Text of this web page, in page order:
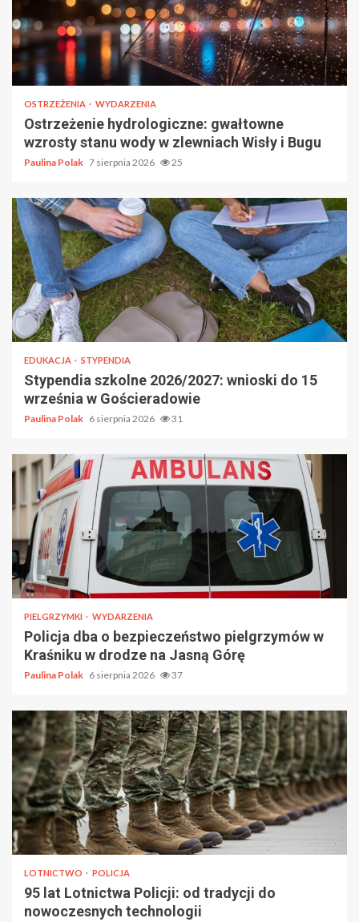
OSTRZEŻENIA WYDARZENIA
Ostrzeżenie hydrologiczne: gwałtowne
wzrosty stanu wody w zlewniach Wisły i Bugu
Paulina Polak 7 sierpnia 2026 25
EDUKACJA STYPENDIA
Stypendia szkolne 2026/2027: wnioski do 15
września w Gościeradowie
Paulina Polak 6 sierpnia 2026 31
PIELGRZYMKI WYDARZENIA
Policja dba o bezpieczeństwo pielgrzymów w
Kraśniku w drodze na Jasną Górę
Paulina Polak 6 sierpnia 2026 37
LOTNICTWO POLICJA
95 lat Lotnictwa Policji: od tradycji do
nowoczesnych technologii